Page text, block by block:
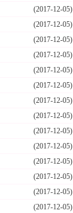
(2017-12-05)
(2017-12-05)
(2017-12-05)
(2017-12-05)
(2017-12-05)
(2017-12-05)
(2017-12-05)
(2017-12-05)
(2017-12-05)
(2017-12-05)
(2017-12-05)
(2017-12-05)
(2017-12-05)
(2017-12-05)